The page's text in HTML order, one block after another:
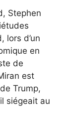
Stephen
lors d’un
en
de
est
Trump,
siégeait au